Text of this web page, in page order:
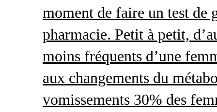
moment de faire un test de
pharmacie. Petit à petit,
moins fréquents d’une
aux changements du
vomissements 30% des